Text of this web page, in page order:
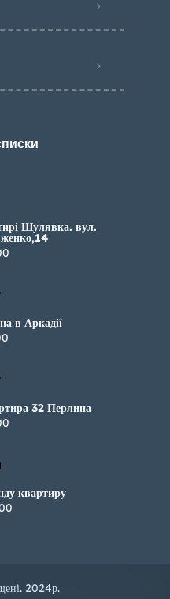
Шулявка. вул.
в Аркадії
32 Перлина
квартиру
2024р.